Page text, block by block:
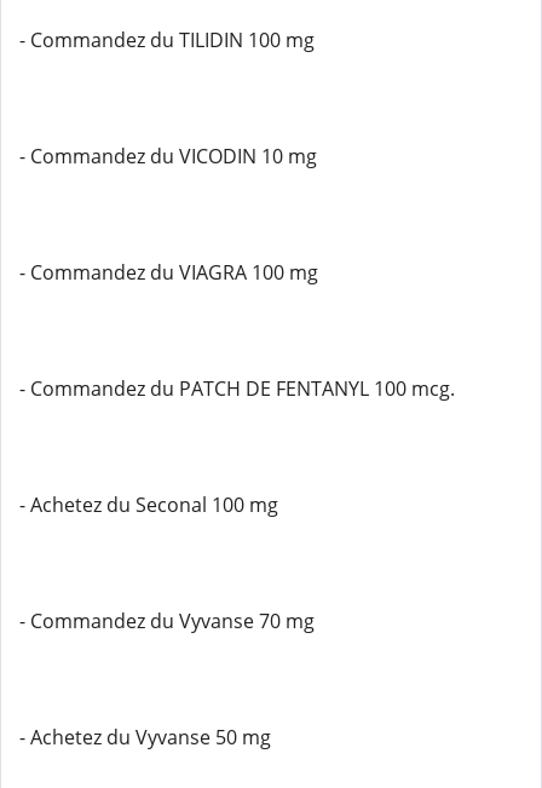
- Commandez du TILIDIN 100 mg
- Commandez du VICODIN 10 mg
- Commandez du VIAGRA 100 mg
- Commandez du PATCH DE FENTANYL 100 mcg.
- Achetez du Seconal 100 mg
- Commandez du Vyvanse 70 mg
- Achetez du Vyvanse 50 mg